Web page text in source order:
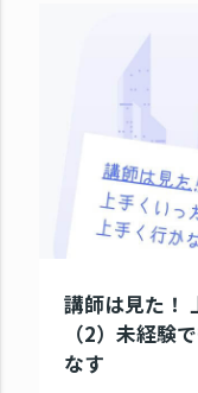
講師は見た！
（2）未経験
なす